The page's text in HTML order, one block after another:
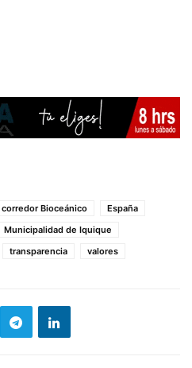
corredor Bioceánico
España
Municipalidad de Iquique
transparencia valores